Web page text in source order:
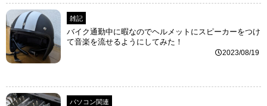
雑記
バイク通勤中に暇なのでヘルメットにスピーカーをつけ
て音楽を流せるようにしてみた！
2023/08/19
パソコン関連